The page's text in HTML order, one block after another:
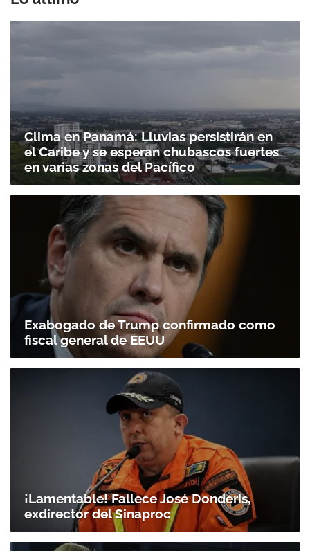
Gracias por suscribirte a nuestro boletín.
Clima en Panamá: Lluvias persistirán en
el Caribe y se esperan chubascos fuertes
en varias zonas del Pacífico
Exabogado de Trump confirmado como
fiscal general de EEUU
¡Lamentable! Fallece José Donderis,
exdirector del Sinaproc